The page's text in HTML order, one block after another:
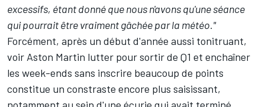
excessifs, étant donné que nous n'avons qu'une séance
qui pourrait être vraiment gâchée par la météo."
Forcément, après un début d'année aussi tonitruant,
voir Aston Martin lutter pour sortir de Q1 et enchaîner
les week-ends sans inscrire beaucoup de points
constitue un constraste encore plus saisissant,
notamment au sein d'une écurie qui avait terminé